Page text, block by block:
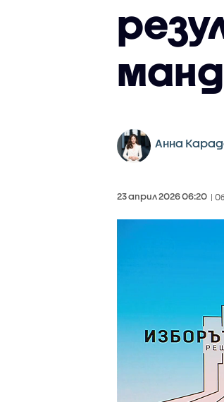
Анна
23 април 2026 06:20 |